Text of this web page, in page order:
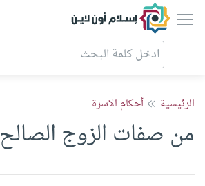
إسلام أون لاين
الرئيسية أحكام الاسرة
من صفات الزوج الصالح